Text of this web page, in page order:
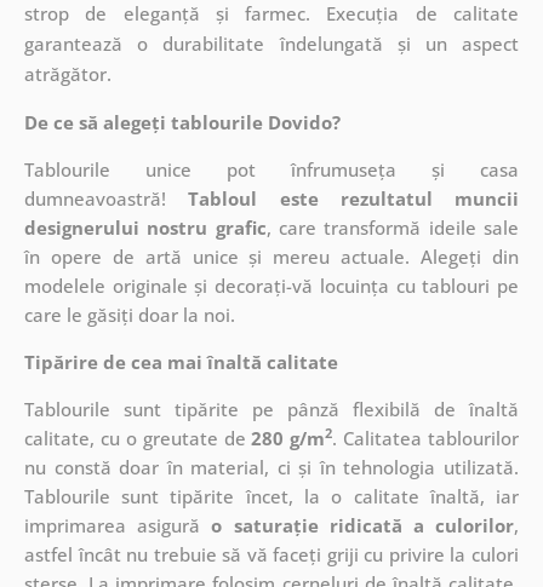
strop de eleganță și farmec. Execuția de calitate
garantează o durabilitate îndelungată și un aspect
atrăgător.
De ce să alegeți tablourile Dovido?
Tablourile unice pot înfrumuseța și casa
dumneavoastră!Tabloul este rezultatul muncii
designerului nostru grafic, caretransformă ideile sale
în opere de artă unice și mereu actuale. Alegeți din
modelele originale și decorați-vă locuința cu tablouri pe
care le găsiți doar la noi.
Tipărire de cea mai înaltă calitate
Tablourile sunt tipărite pe pânză flexibilă de înaltă
calitate, cu o greutate de280 g/m2. Calitatea tablourilor
nu constă doar în material, ci și în tehnologia utilizată.
Tablourile sunt tipărite încet, la o calitate înaltă, iar
imprimarea asigurăo saturație ridicată a culorilor,
astfel încât nu trebuie să vă faceți griji cu privire la culori